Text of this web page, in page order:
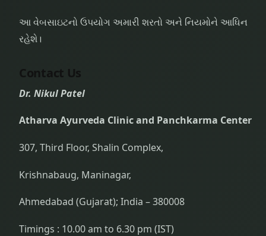
આ વેબસાઇટનો ઉપયોગ અમારી શરતો અને નિયમોને આધિન
રહેશે।
Contact Us
Dr. Nikul Patel
Atharva Ayurveda Clinic and Panchkarma Center
307, Third Floor, Shalin Complex,
Krishnabaug, Maninagar,
Ahmedabad (Gujarat); India – 380008
Timings : 10.00 am to 6.30 pm (IST)